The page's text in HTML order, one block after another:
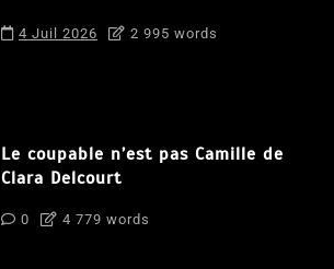
4 Juil 2026 2 995 words
Le coupable n’est pas Camille de
Clara Delcourt
0 4 779 words